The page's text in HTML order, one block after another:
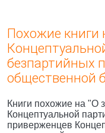
Похожие книги
безпартийных
общественной
Книги похожие на "О
Концептуальной
приверженцев